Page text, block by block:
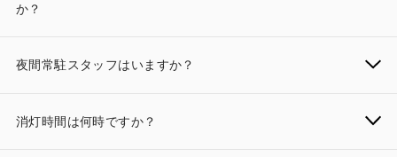
か？
夜間常駐スタッフはいますか？
消灯時間は何時ですか？